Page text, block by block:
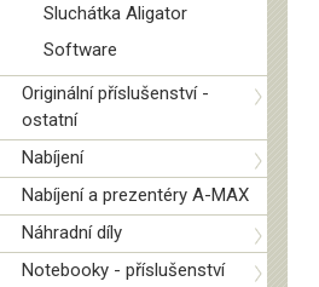
Sluchátka Aligator
Software
Originální příslušenství -
ostatní
Nabíjení
Nabíjení a prezentéry A-MAX
Náhradní díly
Notebooky - příslušenství